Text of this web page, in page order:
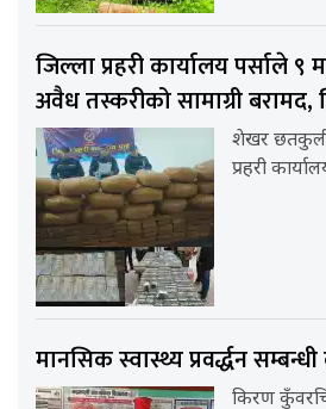
जिल्ला प्रहरी कार्यालय पर्साले ९
अवैध तस्करीको सामाग्री बरामद,
शेखर
प्रहरी
मानसिक स्वास्थ्य प्रवर्द्धन
किरण